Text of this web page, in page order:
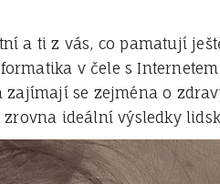
a ti z vás, co pamatují
v čele s
se zejména o
ideální výsledky